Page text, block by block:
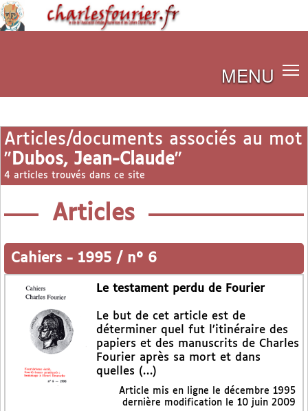
MENU
Articles/documents associés au mot
" Dubos, Jean-Claude"
4 articles trouvés dans ce site
Articles
Cahiers - 1995 / n° 6
Le testament perdu de Fourier
Le but de cet article est de
déterminer quel fut l’itinéraire des
papiers et des manuscrits de Charles
Fourier après sa mort et dans
quelles (…)
Article mis en ligne le décembre 1995
dernière modification le 10 juin 2009